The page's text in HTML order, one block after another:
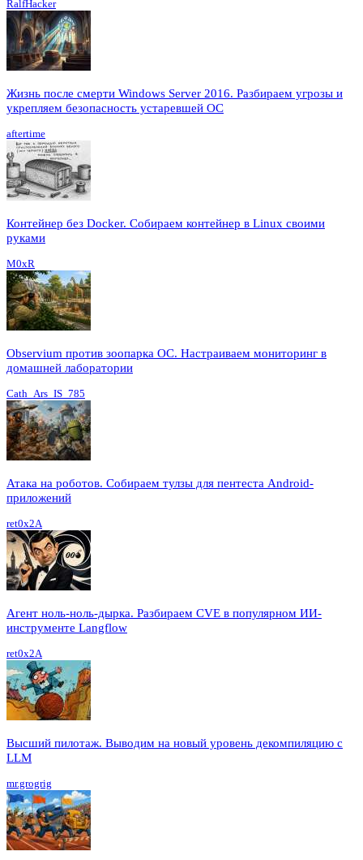
RalfHacker
Жизнь после смерти Windows Server 2016. Разбираем угрозы и
укрепляем безопасность устаревшей ОС
aftertime
Контейнер без Docker. Собираем контейнер в Linux своими
руками
M0xR
Observium против зоопарка ОС. Настраиваем мониторинг в
домашней лаборатории
Cath_Ars_IS_785
Атака на роботов. Собираем тулзы для пентеста Android-
приложений
ret0x2A
Агент ноль-ноль-дырка. Разбираем CVE в популярном ИИ-
инструменте Langflow
ret0x2A
Высший пилотаж. Выводим на новый уровень декомпиляцию с
LLM
mr.grogrig